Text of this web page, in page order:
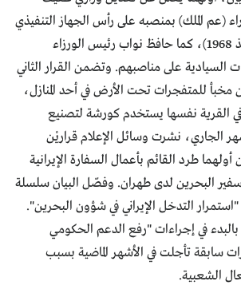
(عم الملك) بمنصبه على رأس الجهاز التنفيذي
(وهو منصب يتولاه منذ 1968)، كما حافظ نواب رئيس الورزاء
السيادية على مناصبهم. وتضمن القرار الثاني
للمتفجرات تحت الأرض في أحد المنازل،
القرية نفسها يستخدم كورشة لتصنيع
الجاري، نشرت وسائل الإعلام قراريْن
طرد القائم بأعمال السفارة الإيرانية
البحرين لدى طهران. وفصّل البيان سلسلة
التدخل الإيراني في شؤون البحرين".
بالبدء في إجراءات "رفع الدعم الحكومي
سابقة تأجلت في الأشهر الماضية بسبب
الشعبية.